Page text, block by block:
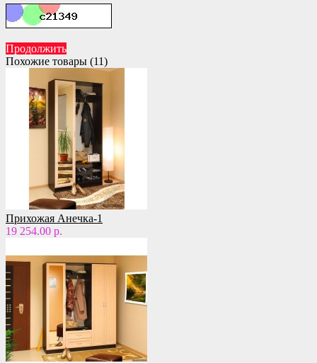
Продолжить
Похожие товары (11)
Прихожая Анечка-1
19 254.00 р.